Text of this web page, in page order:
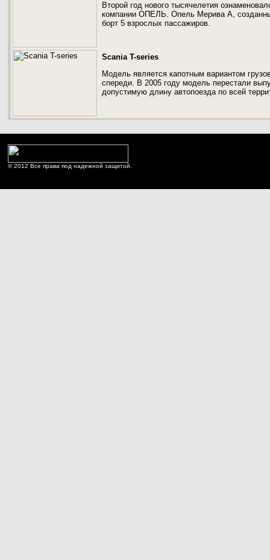
Второй год нового тысячелетия
компании ОПЕЛЬ. Опель Мерива А,
борт 5 взрослых пассажиров.
Scania T-series
Модель является капотным вариантом
спереди. В 2005 году модель перестали
допустимую длину автопоезда по всей
© 2012 Все права под надежной защитой.